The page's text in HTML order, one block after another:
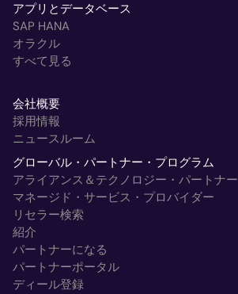
アプリとデータベース
SAP HANA
オラクル
すべて見る
会社概要
採用情報
ニュースルーム
グローバル・パートナー・プログラム
アライアンス＆テクノロジー・パートナー
マネージド・サービス・プロバイダー
リセラー検索
紹介
パートナーになる
パートナーポータル
ディール登録